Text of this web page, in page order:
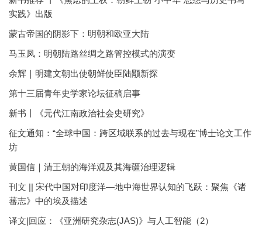
实践》出版
蒙古帝国的阴影下：明朝和欧亚大陆
马玉凤：明朝陆路丝绸之路管控模式的演变
余辉｜明建文朝出使朝鲜使臣陆颙新探
第十三届青年史学家论坛征稿启事
新书丨《元代江南政治社会史研究》
征文通知：“全球中国：跨区域联系的过去与现在”博士论文工作
坊
黄国信｜清王朝的海洋观及其海疆治理逻辑
刊文 || 宋代中国对印度洋—地中海世界认知的飞跃：聚焦《诸
蕃志》中的埃及描述
译文|回应：《亚洲研究杂志(JAS)》与人工智能（2）